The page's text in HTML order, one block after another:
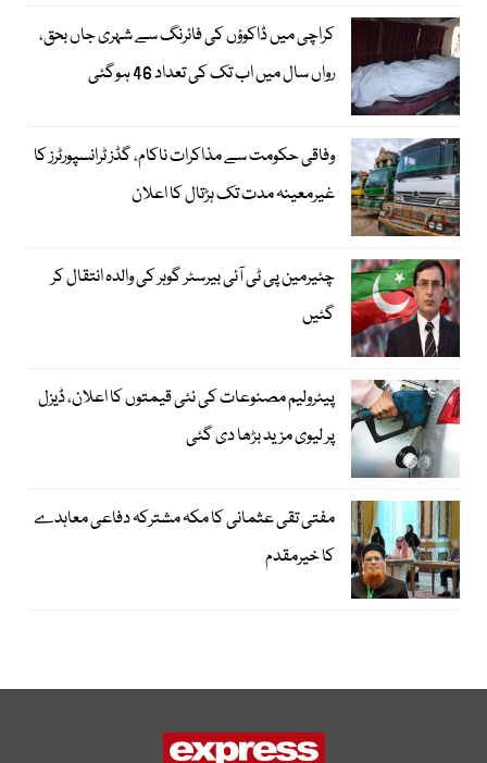
کراچی میں ڈاکوؤں کی فائرنگ سے شہری جاں بحق،
رواں سال میں اب تک کی تعداد 46 ہوگئی
وفاقی حکومت سے مذاکرات ناکام، گڈز ٹرانسپورٹرز کا
غیرمعینہ مدت تک ہڑتال کا اعلان
چئیرمین پی ٹی آئی بیرسٹر گوہر کی والدہ انتقال کر
گئیں
پیٹرولیم مصنوعات کی نئی قیمتوں کا اعلان، ڈیزل
پر لیوی مزید بڑھا دی گئی
مفتی تقی عثمانی کا مکہ مشترکہ دفاعی معاہدے
کا خیرمقدم